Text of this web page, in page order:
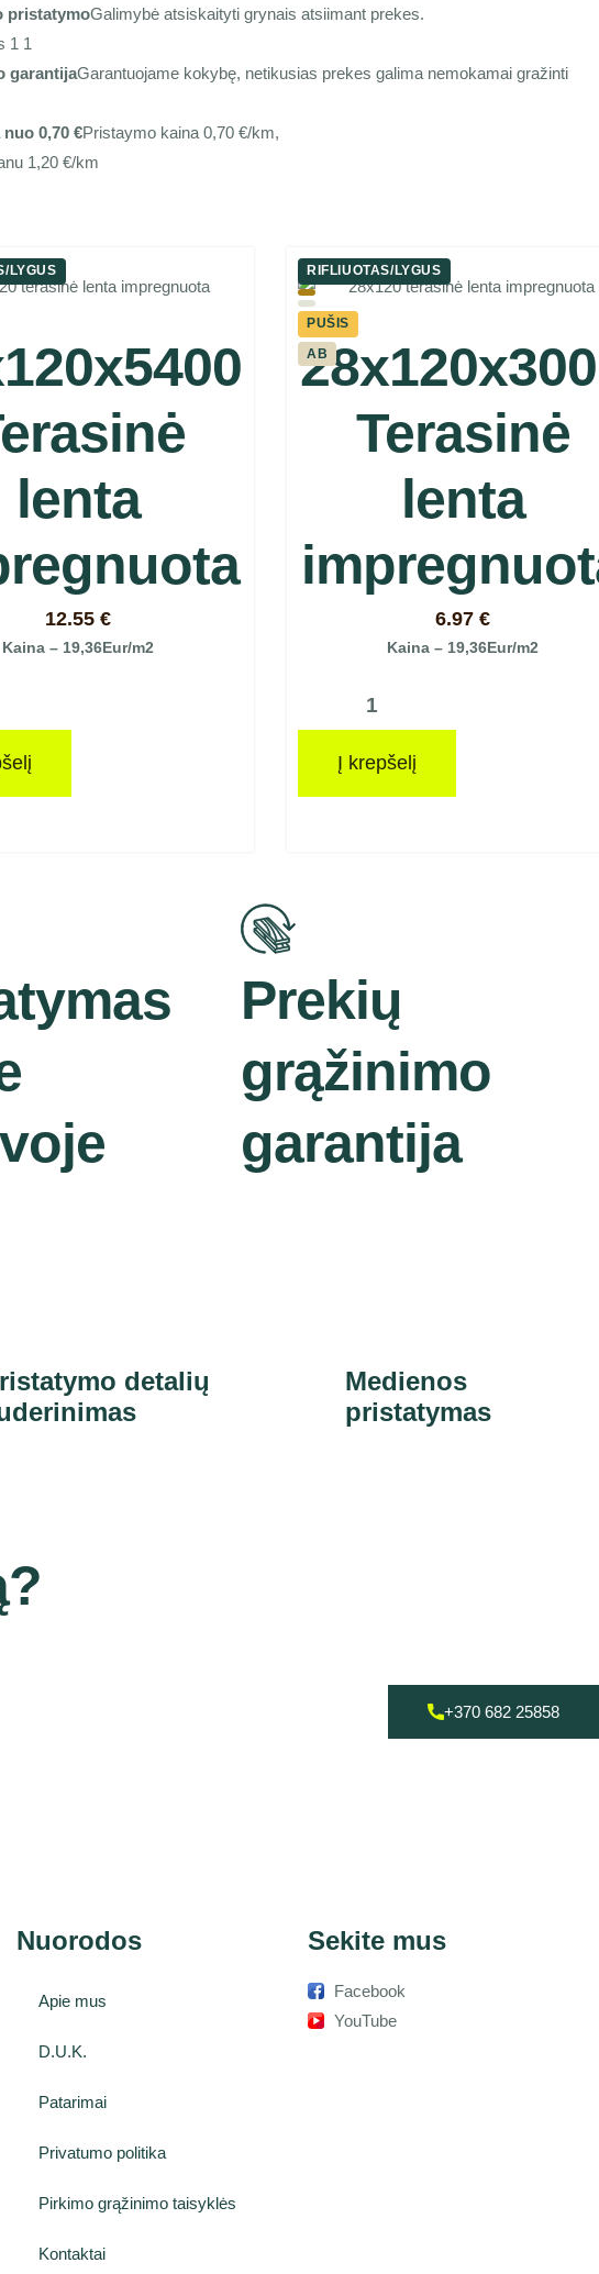
pristatymoGalimybė atsiskaityti grynais atsiimant prekes.
garantijaGarantuojame kokybę, netikusias prekes galima nemokamai gražinti
0,70 €Pristaymo kaina 0,70 €/km,
1,20 €/km
LYGUS
lenta
12.55 €
Kaina – 19,36Eur/m2
RIFLIUOTAS/LYGUS
PUŠIS
AB
Terasinė
lenta
6.97 €
Kaina – 19,36Eur/m2
Į krepšelį
Prekių
grąžinimo
garantija
detalių
Medienos
pristatymas
+370 682 25858
Nuorodos
Apie mus
D.U.K.
Patarimai
Privatumo politika
Pirkimo grąžinimo taisyklės
Kontaktai
Sekite mus
Facebook
YouTube